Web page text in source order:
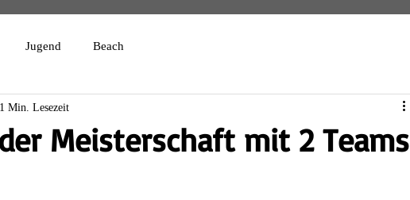
Jugend Beach
Meisterschaft mit 2 Teams
1 Min. Lesezeit